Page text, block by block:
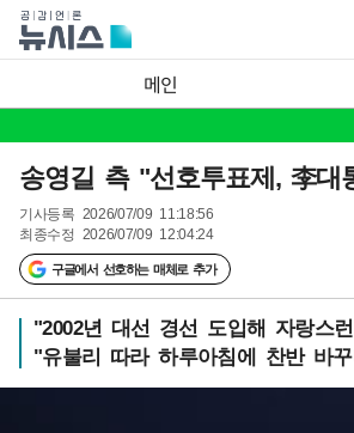
메인
송영길 측 "선호투표제, 李
기사등록 2026/07/09 11:18:56
최종수정 2026/07/09 12:04:24
구글에서 선호하는 매체로 추가
"2002년 대선 경선 도입해 자랑스
"유불리 따라 하루아침에 찬반 바